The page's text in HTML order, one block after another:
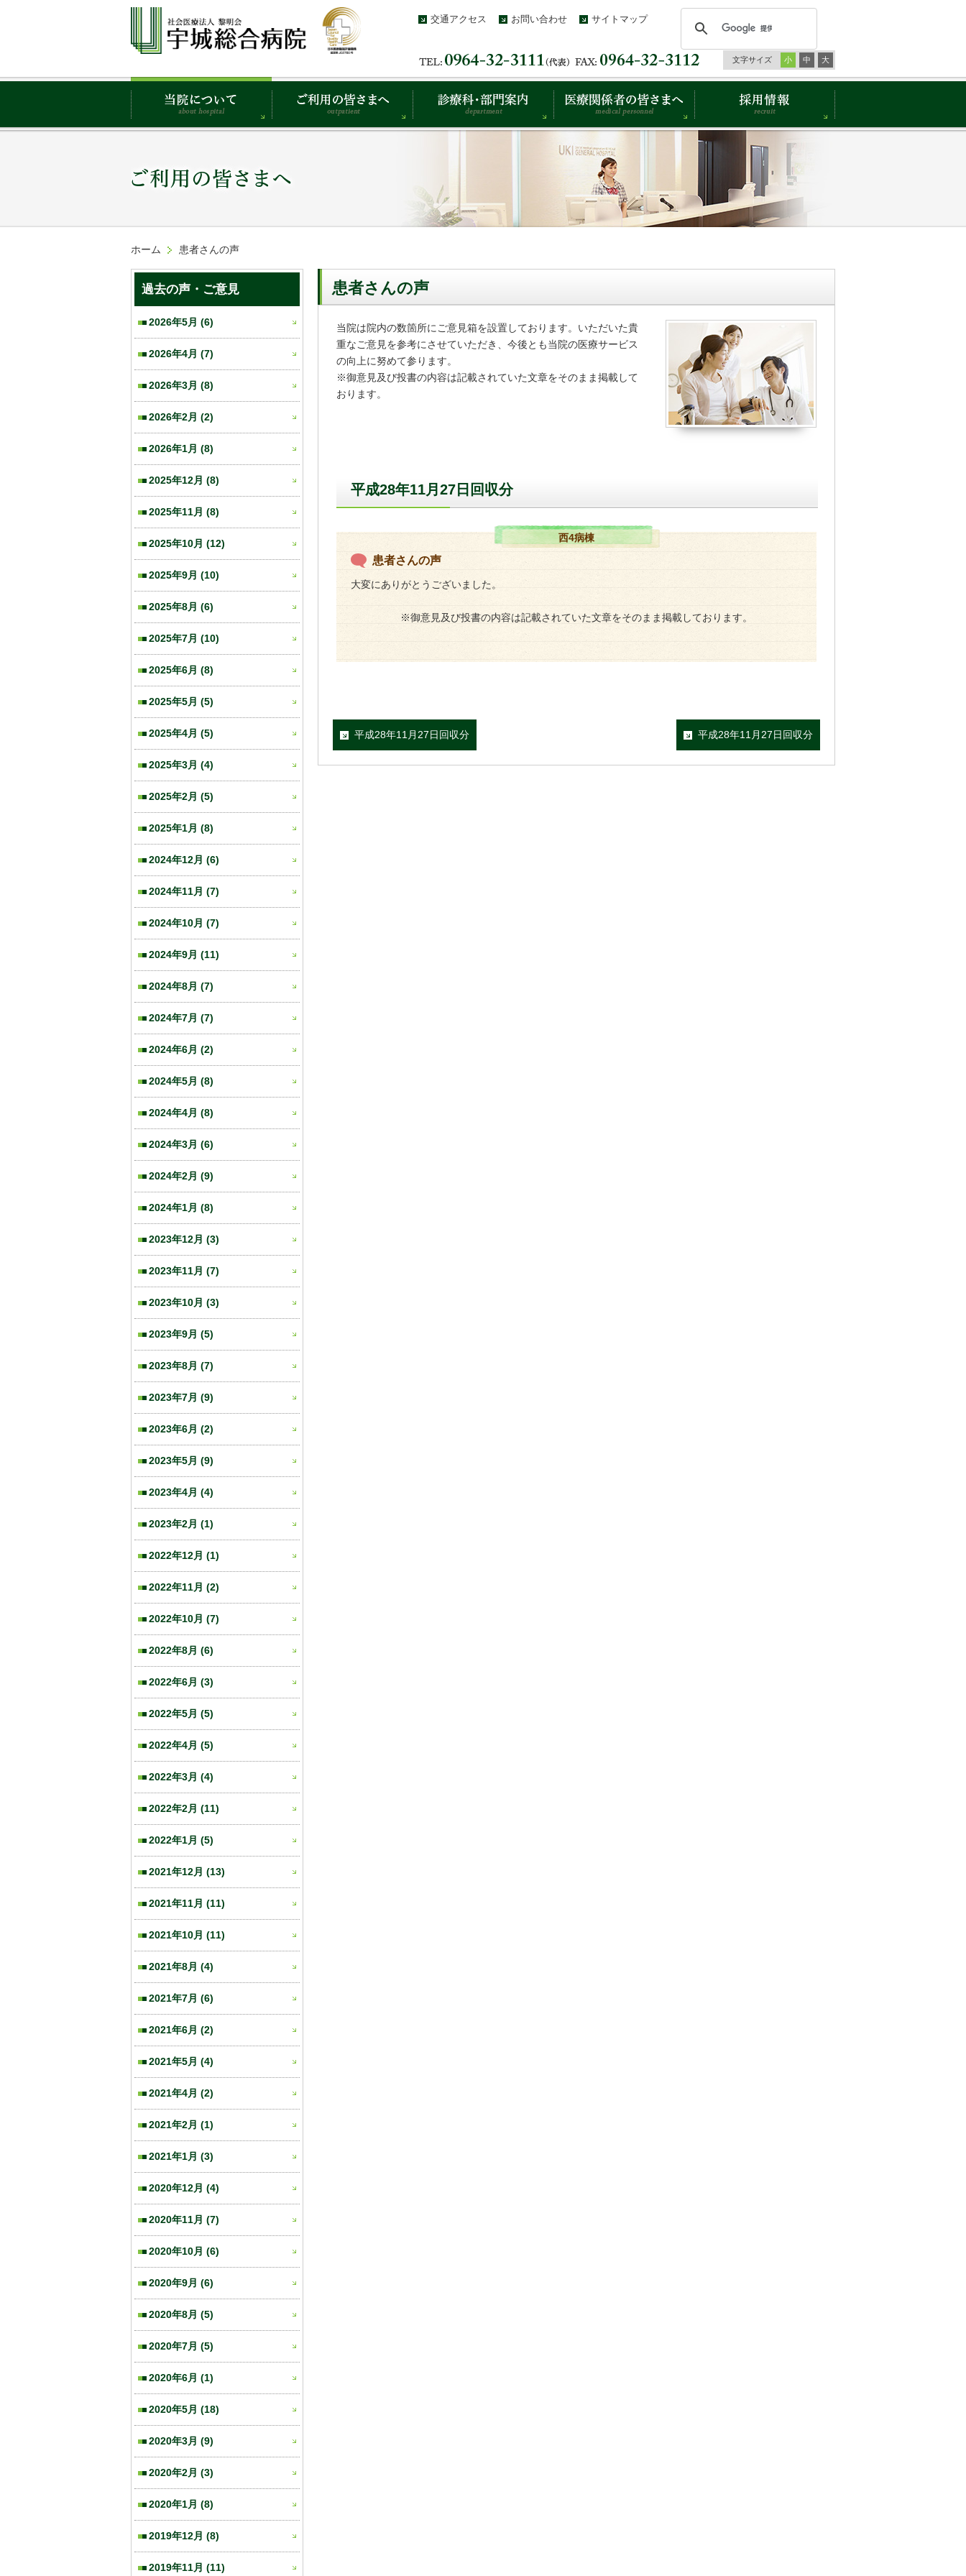
交通アクセス お問い合わせ サイトマップ
文字サイズ 小 中 大
ホーム 患者さんの声
患者さんの声
当院は院内の数箇所にご意見箱を設置しております。いただいた貴
重なご意見を参考にさせていただき、今後とも当院の医療サービス
の向上に努めて参ります。
※御意見及び投書の内容は記載されていた文章をそのまま掲載して
おります。
平成28年11月27日回収分
西4病棟
患者さんの声
大変にありがとうございました。
※御意見及び投書の内容は記載されていた文章をそのまま掲載しております。
平成28年11月27日回収分 平成28年11月27日回収分
過去の声・ご意見
2026年5月 (6)
2026年4月 (7)
2026年3月 (8)
2026年2月 (2)
2026年1月 (8)
2025年12月 (8)
2025年11月 (8)
2025年10月 (12)
2025年9月 (10)
2025年8月 (6)
2025年7月 (10)
2025年6月 (8)
2025年5月 (5)
2025年4月 (5)
2025年3月 (4)
2025年2月 (5)
2025年1月 (8)
2024年12月 (6)
2024年11月 (7)
2024年10月 (7)
2024年9月 (11)
2024年8月 (7)
2024年7月 (7)
2024年6月 (2)
2024年5月 (8)
2024年4月 (8)
2024年3月 (6)
2024年2月 (9)
2024年1月 (8)
2023年12月 (3)
2023年11月 (7)
2023年10月 (3)
2023年9月 (5)
2023年8月 (7)
2023年7月 (9)
2023年6月 (2)
2023年5月 (9)
2023年4月 (4)
2023年2月 (1)
2022年12月 (1)
2022年11月 (2)
2022年10月 (7)
2022年8月 (6)
2022年6月 (3)
2022年5月 (5)
2022年4月 (5)
2022年3月 (4)
2022年2月 (11)
2022年1月 (5)
2021年12月 (13)
2021年11月 (11)
2021年10月 (11)
2021年8月 (4)
2021年7月 (6)
2021年6月 (2)
2021年5月 (4)
2021年4月 (2)
2021年2月 (1)
2021年1月 (3)
2020年12月 (4)
2020年11月 (7)
2020年10月 (6)
2020年9月 (6)
2020年8月 (5)
2020年7月 (5)
2020年6月 (1)
2020年5月 (18)
2020年3月 (9)
2020年2月 (3)
2020年1月 (8)
2019年12月 (8)
2019年11月 (11)